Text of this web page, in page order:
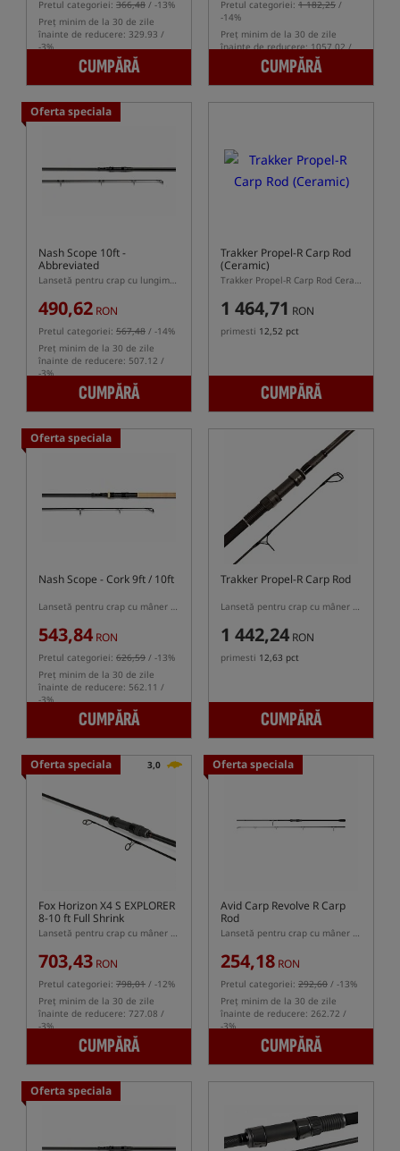
Pretul categoriei: 366,48 / -13%
Preț minim de la 30 de zile
înainte de reducere: 329.93 /
-3%
CUMPĂRĂ
Pretul categoriei: 1 182,25 /
-14%
Preț minim de la 30 de zile
înainte de reducere: 1057.02 /
CUMPĂRĂ
Oferta speciala
Nash Scope 10ft -
Abbreviated
Lansetă pentru crap cu lungimea de 10ft și mâner telescopic
490,62 RON
Pretul categoriei: 567,48 / -14%
Preț minim de la 30 de zile
înainte de reducere: 507.12 /
-3%
CUMPĂRĂ
Trakker Propel-R Carp Rod
(Ceramic)
Trakker Propel-R Carp Rod Ceramic – lansetă pentru crap cu picior telescopic
1 464,71 RON
primesti 12,52 pct
CUMPĂRĂ
Oferta speciala
Nash Scope - Cork 9ft / 10ft
Lansetă pentru crap cu mâner telescopic
543,84 RON
Pretul categoriei: 626,59 / -13%
Preț minim de la 30 de zile
înainte de reducere: 562.11 /
-3%
CUMPĂRĂ
Trakker Propel-R Carp Rod
Lansetă pentru crap cu mâner semi-telescopic
1 442,24 RON
primesti 12,63 pct
CUMPĂRĂ
Oferta speciala 3,0
Fox Horizon X4 S EXPLORER
8-10 ft Full Shrink
Lansetă pentru crap cu mâner semi-telescopic
703,43 RON
Pretul categoriei: 798,01 / -12%
Preț minim de la 30 de zile
înainte de reducere: 727.08 /
-3%
CUMPĂRĂ
Oferta speciala
Avid Carp Revolve R Carp
Rod
Lansetă pentru crap cu mâner semi-telescopic
254,18 RON
Pretul categoriei: 292,60 / -13%
Preț minim de la 30 de zile
înainte de reducere: 262.72 /
-3%
CUMPĂRĂ
Oferta speciala